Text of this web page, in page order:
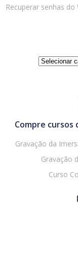
Recuperar senhas
Compre
Gravação da
Gravação
Curso